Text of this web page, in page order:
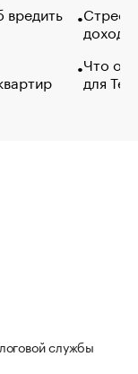
вредить
Что
для
службы